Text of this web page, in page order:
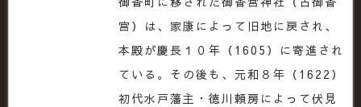
宮）は、家康によって旧地に戻され、
本殿が慶長１０年（1605）に寄進され
ている。その後も、元和８年（1622）
初代水戸藩主・徳川頼房によって伏見